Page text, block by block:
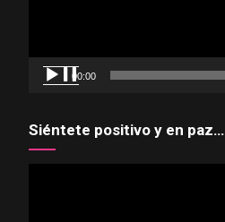
00:00
Siéntete positivo y en paz…